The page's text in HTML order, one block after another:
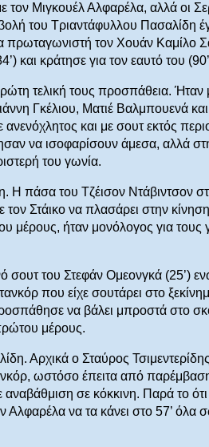
τον Μιγκουέλ Αλφαρέλα, αλλά οι
του Τριαντάφυλλου Πασαλίδη
τον Χουάν Καμίλο
και κράτησε για τον εαυτό του
τελική τους προσπάθεια. Ήταν
Γκέλιου, Ματιέ Βαλμπουενά
και με σουτ εκτός
να ισοφαρίσουν άμεσα, αλλά
του γωνία.
Η πάσα του Τζέισον Ντάβιντσον
τον Στάικο να πλασάρει στην
μέρους, ήταν μονόλογος για
σουτ του Στεφάν Ομεονγκά (25’)
που είχε σουτάρει στο
να βάλει μπροστά στο
μέρους.
Αρχικά ο Σταύρος Τσιμεντερίδης
ωστόσο έπειτα από
σε κόκκινη. Παρά το ότι
Αλφαρέλα να τα κάνει στο 57’ όλα